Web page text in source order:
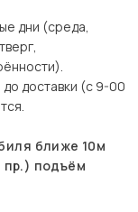
дни (среда,
доставки (с 9-00
ближе 10м
пр.) подъём